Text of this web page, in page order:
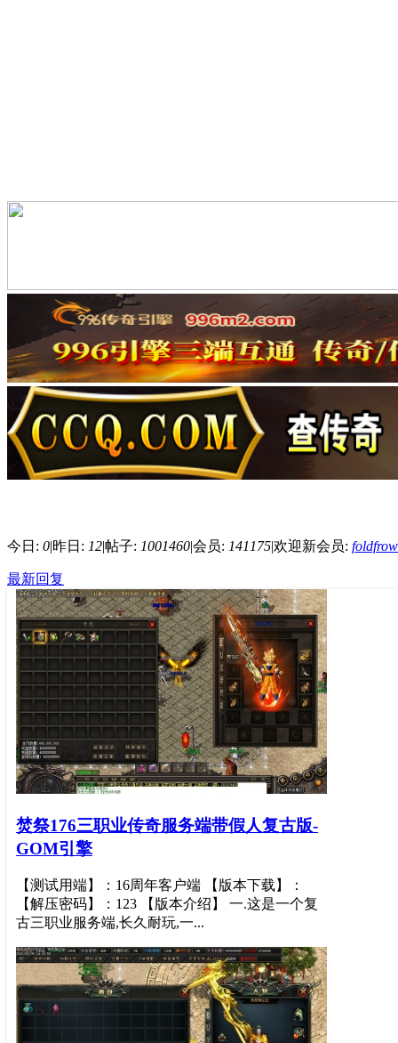
今日: 0|昨日: 12|帖子: 1001460|会员: 141175|欢迎新会员:
最新回复
焚祭176三职业传奇服务端带假人复古版-
GOM引擎
【测试用端】：16周年客户端 【版本下载】：
【解压密码】：123 【版本介绍】 一.这是一个复
古三职业服务端,长久耐玩,一...